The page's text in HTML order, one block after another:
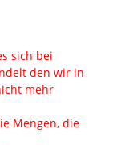
sich bei
den wir in
mehr
Mengen, die